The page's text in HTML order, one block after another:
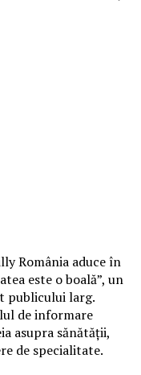
România aduce în
este o boală”, un
publicului larg.
de informare
asupra sănătății,
de specialitate.